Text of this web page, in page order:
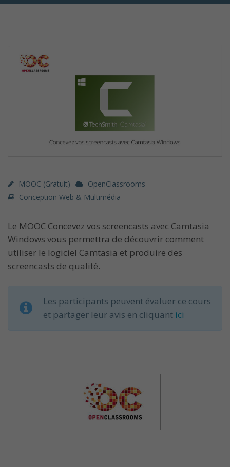
MOOC (gratuit)
OpenClassrooms
Conception Web & Multimédia
Le MOOC Concevez vos screencasts avec Camtasia
Windows vous permettra de découvrir comment
utiliser le logiciel Camtasia et produire des
screencasts de qualité.
Les participants peuvent évaluer ce cours
et partager leur avis en cliquant ici